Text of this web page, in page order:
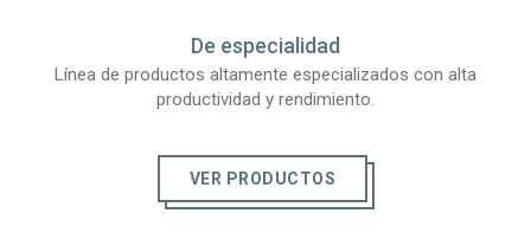
De especialidad
Línea de productos altamente especializados con alta
productividad y rendimiento.
VER PRODUCTOS